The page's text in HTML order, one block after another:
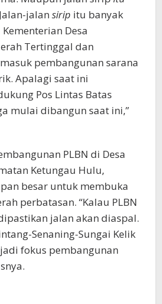
jalan sirip itu banyak
Desa
Tertinggal dan
pembangunan sarana
Apalagi saat ini
Pos Lintas Batas
mulai dibangun saat ini,”
PLBN di Desa
Ketungau Hulu,
besar untuk membuka
perbatasan. “Kalau PLBN
jalan akan diaspal.
Senaning-Sungai Kelik
fokus pembangunan